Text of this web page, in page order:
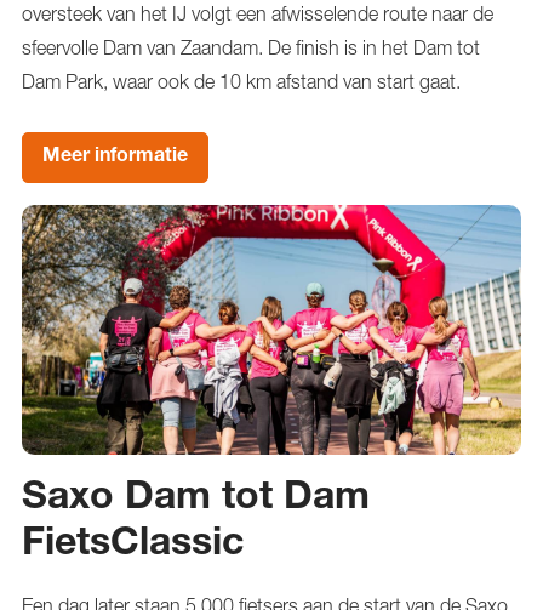
oversteek van het IJ volgt een afwisselende route naar de
sfeervolle Dam van Zaandam. De finish is in het Dam tot
Dam Park, waar ook de 10 km afstand van start gaat.
Meer informatie
Saxo Dam tot Dam
FietsClassic
Een dag later staan 5.000 fietsers aan de start van de Saxo